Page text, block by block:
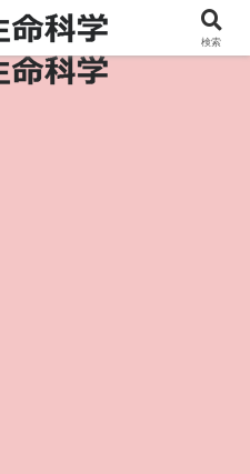
の情報インフラ。
検索